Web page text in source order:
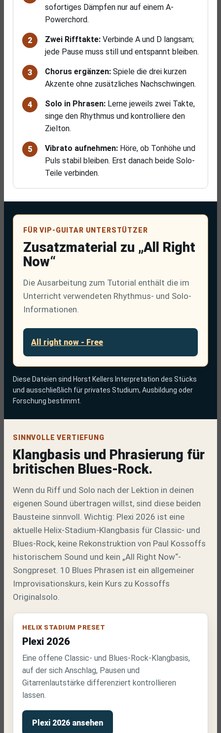
sofortiges Dämpfen nur auf einem A-
Powerchord.
Zwei Rifftakte: Verbinde A und D langsam;
jede Pause muss still und entspannt bleiben.
Chorus ergänzen: Spiele die drei kurzen
Akzente ohne zusätzliches Nachschwingen.
Solo in Phrasen: Lerne jeweils zwei Takte,
singe den Rhythmus und kontrolliere den
Zielton.
Vibrato aufnehmen: Höre, ob Tonhöhe und
Puls stabil bleiben. Erst danach beide Solo-
Teile verbinden.
FÜR VIP-GUITAR UNTERSTÜTZER
Zusatzmaterial zu „All Right
Now“
Die Ausarbeitung zum Tutorial enthält die im
Unterricht verwendeten Rhythmus- und Solo-
Informationen.
All right now - Free
Diese Dateien sind Horst Kellers Interpretation des Stücks
und ausschließlich für privates Studium, Ausbildung oder
Forschung bestimmt.
SINNVOLLE VERTIEFUNG
Klangbasis und Phrasierung für
britischen Blues-Rock.
Wenn du Riff und Solo nach der Lektion in deinen
eigenen Sound übertragen willst, sind diese beiden
Bausteine sinnvoll. Wichtig: Plexi 2026 ist eine
aktuelle Helix-Stadium-Klangbasis für Classic- und
Blues-Rock, keine Rekonstruktion von Paul Kossoffs
historischem Sound und kein „All Right Now“-
Songpreset. 10 Blues Phrasen ist ein allgemeiner
Improvisationskurs, kein Kurs zu Kossoffs
Originalsolo.
HELIX STADIUM PRESET
Plexi 2026
Eine offene Classic- und Blues-Rock-Klangbasis,
auf der sich Anschlag, Pausen und
Gitarrenlautstärke differenziert kontrollieren
lassen.
Plexi 2026 ansehen